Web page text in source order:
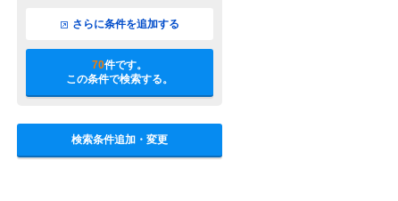
さらに条件を追加する
70件です。
この条件で検索する。
検索条件追加・変更